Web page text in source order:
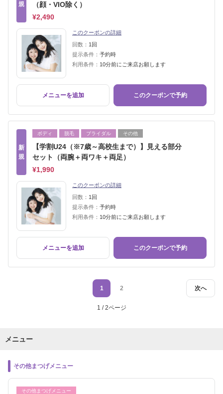
規
（顔・VIO除く）
¥2,490
このクーポンの詳細
回数： 1回
提示条件： 予約時
利用条件： 10分前にご来店お願します
メニューを追加 このクーポンで予約
新
規
ボディ 脱毛 ブライダル その他
【学割U24（※7歳～高校生まで）】見える部分
セット（両腕＋両ワキ＋両足）
¥1,990
このクーポンの詳細
回数： 1回
提示条件： 予約時
利用条件： 10分前にご来店お願します
メニューを追加 このクーポンで予約
次へ
1 2
1 / 2ページ
メニュー
その他まつげメニュー
その他まつげメニュー